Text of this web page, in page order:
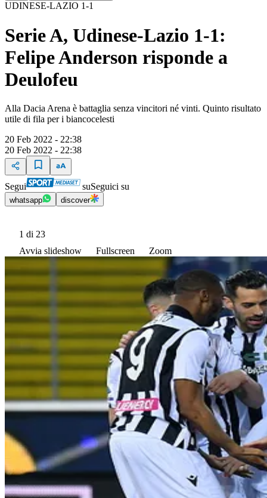
UDINESE-LAZIO 1-1
Serie A, Udinese-Lazio 1-1:
Felipe Anderson risponde a
Deulofeu
Alla Dacia Arena è battaglia senza vincitori né vinti. Quinto risultato
utile di fila per i biancocelesti
20 Feb 2022 - 22:38
20 Feb 2022 - 22:38
Segui suSeguici su
whatsapp discover
1 di 23
Avvia slideshow
Fullscreen Zoom